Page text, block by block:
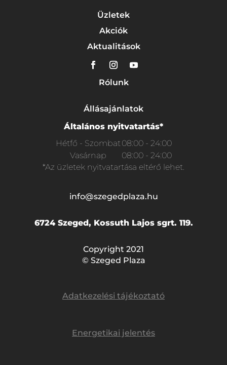
Üzletek
Akciók
Aktualitások
Rólunk
Állásajánlatok
Általános nyitvatartás*
Hétfő - Szombat08:00 - 24:00
Vasárnap
08:00 - 24:00
*Az üzletek nyitvatartása eltérő lehet.
info@szegedplaza.hu
6724 Szeged, Kossuth Lajos sgrt. 119.
Copyright 2021
© Szeged Plaza
Adatkezelési tájékoztató
Energetikai jelentés